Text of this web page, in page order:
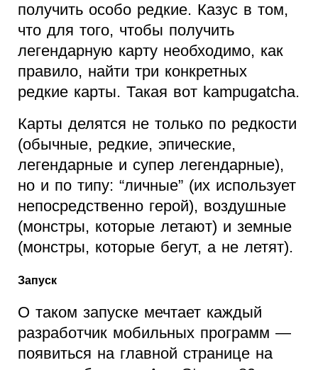
получить особо редкие. Казус в том,
что для того, чтобы получить
легендарную карту необходимо, как
правило, найти три конкретных
редкие карты. Такая вот kampugatcha.
Карты делятся не только по редкости
(обычные, редкие, эпические,
легендарные и супер легендарные),
но и по типу: “личные” (их использует
непосредственно герой), воздушные
(монстры, которые летают) и земные
(монстры, которые бегут, а не летят).
Запуск
О таком запуске мечтает каждый
разработчик мобильных программ —
появиться на главной странице на